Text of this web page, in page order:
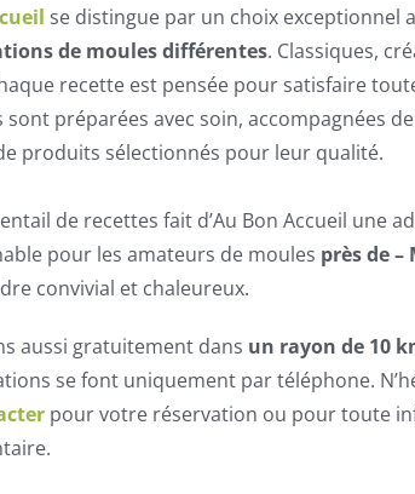
se distingue par un choix exceptionnel
de moules différentes. Classiques,
recette est pensée pour satisfaire
sont préparées avec soin, accompagnées
produits sélectionnés pour leur qualité.
de recettes fait d’Au Bon Accueil une
pour les amateurs de moules près de –
convivial et chaleureux.
aussi gratuitement dans un rayon de 10
se font uniquement par téléphone.
pour votre réservation ou pour toute